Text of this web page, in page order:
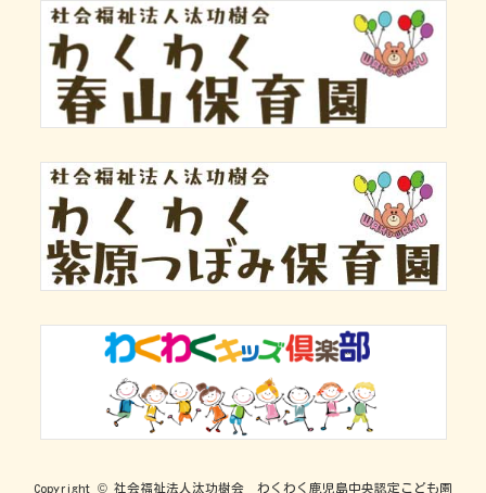
Copyright © 社会福祉法人汰功樹会 わくわく鹿児島中央認定こども園